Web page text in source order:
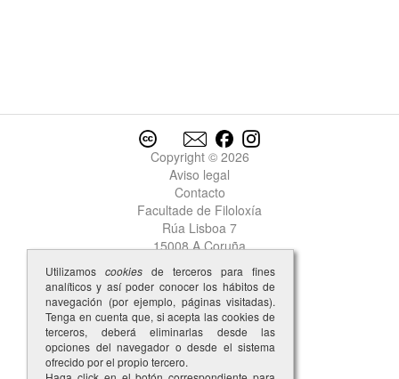
Copyright © 2026
Aviso legal
Contacto
Facultade de Filoloxía
Rúa Lisboa 7
15008 A Coruña
Utilizamos cookies de terceros para fines
analíticos y así poder conocer los hábitos de
navegación (por ejemplo, páginas visitadas).
Tenga en cuenta que, si acepta las cookies de
terceros, deberá eliminarlas desde las
opciones del navegador o desde el sistema
ofrecido por el propio tercero.